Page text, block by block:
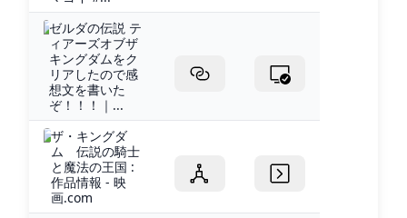
ゼルダの伝説 テ
ィアーズオブザ
キングダムをク
リアしたので感
想文を書いた
ぞ！！！｜...
ザ・キングダ
ム 伝説の騎士
と魔法の王国 :
作品情報 - 映
画.com